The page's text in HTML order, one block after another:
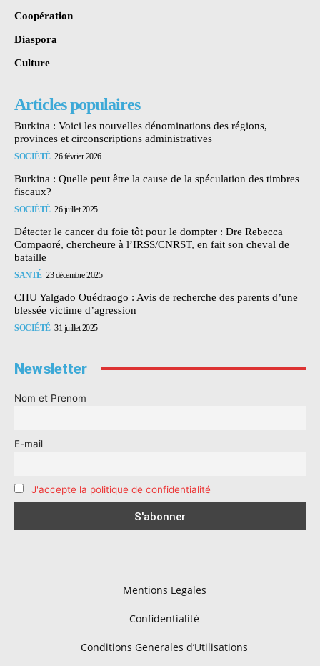
Coopération
Diaspora
Culture
Articles populaires
Burkina : Voici les nouvelles dénominations des régions,
provinces et circonscriptions administratives
SOCIÉTÉ 26 février 2026
Burkina : Quelle peut être la cause de la spéculation des timbres
fiscaux?
SOCIÉTÉ 26 juillet 2025
Détecter le cancer du foie tôt pour le dompter : Dre Rebecca
Compaoré, chercheure à l’IRSS/CNRST, en fait son cheval de
bataille
SANTÉ 23 décembre 2025
CHU Yalgado Ouédraogo : Avis de recherche des parents d’une
blessée victime d’agression
SOCIÉTÉ 31 juillet 2025
Newsletter
Nom et Prenom
E-mail
J'accepte la politique de confidentialité
Mentions Legales
Confidentialité
Conditions Generales d’Utilisations